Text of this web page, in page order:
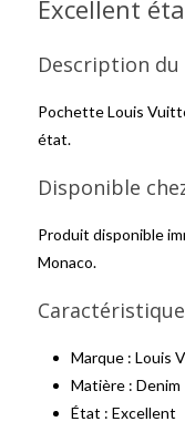
Excellent
Description
Pochette Louis
état.
Disponible
Produit disponible
Monaco.
Marque : Louis
Matière : Denim
État : Excellent